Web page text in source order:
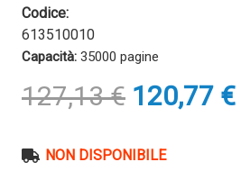
Codice:
613510010
Capacità: 35000 pagine
127,13€ Il
prezzo
era:
120,77 €Il
NON DISPONIBILE